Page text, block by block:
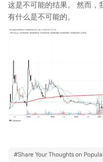
这是不可能的结果。 然而
有什么是不可能的。
#Share Your Thoughts on